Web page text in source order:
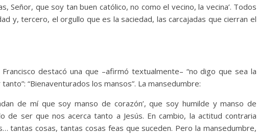
Señor, que soy tan buen católico, no como el vecino, la vecina’. Todos
y, tercero, el orgullo que es la saciedad, las carcajadas que cierran el
destacó una que –afirmó textualmente– “no digo que sea la
“Bienaventurados los mansos”. La mansedumbre:
de mí que soy manso de corazón’, que soy humilde y manso de
de ser que nos acerca tanto a Jesús. En cambio, la actitud contraria
tantas cosas, tantas cosas feas que suceden. Pero la mansedumbre,